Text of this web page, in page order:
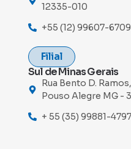
12335-010
+55 (12) 99607-6709
Filial
Sul de Minas Gerais
Rua Bento D.
Pouso Alegre MG -
+ 55 (35) 99881-4797